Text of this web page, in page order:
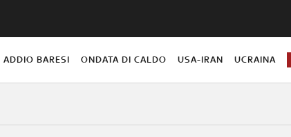
ADDIO BARESI ONDATA DI CALDO USA-IRAN UCRAINA